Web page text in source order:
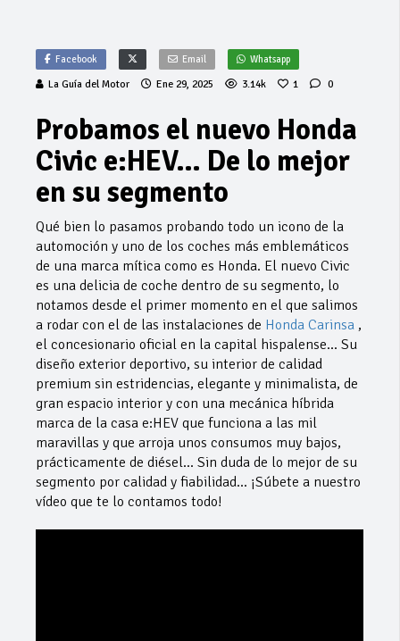
Facebook Email Whatsapp
La Guía del Motor Ene 29, 2025 3.14k 1 0
Probamos el nuevo Honda
Civic e:HEV… De lo mejor
en su segmento
Qué bien lo pasamos probando todo un icono de la
automoción y uno de los coches más emblemáticos
de una marca mítica como es Honda. El nuevo Civic
es una delicia de coche dentro de su segmento, lo
notamos desde el primer momento en el que salimos
a rodar con el de las instalaciones de Honda Carinsa ‬ ,
el concesionario oficial en la capital hispalense… Su
diseño exterior deportivo, su interior de calidad
premium sin estridencias, elegante y minimalista, de
gran espacio interior y con una mecánica híbrida
marca de la casa e:HEV que funciona a las mil
maravillas y que arroja unos consumos muy bajos,
prácticamente de diésel… Sin duda de lo mejor de su
segmento por calidad y fiabilidad… ¡Súbete a nuestro
vídeo que te lo contamos todo!